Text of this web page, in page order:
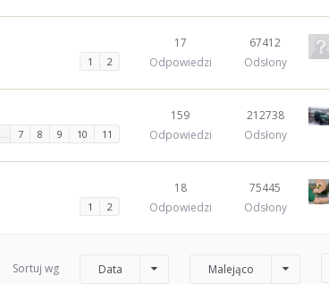
1 2
17
Odpowiedzi
67412
Odsłony
… 7 8 9 10 11
159
Odpowiedzi
212738
Odsłony
1 2
18
Odpowiedzi
75445
Odsłony
Sortuj wg Data Malejąco